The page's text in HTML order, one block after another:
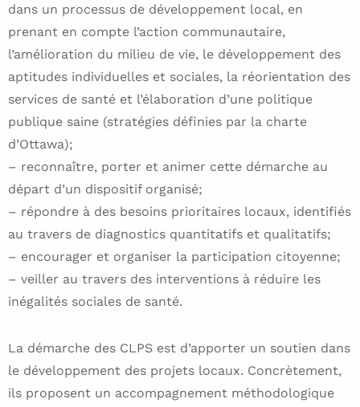
dans un processus de développement local, en
prenant en compte l’action communautaire,
l’amélioration du milieu de vie, le développement des
aptitudes individuelles et sociales, la réorientation des
services de santé et l’élaboration d’une politique
publique saine (stratégies définies par la charte
d’Ottawa);
– reconnaître, porter et animer cette démarche au
départ d’un dispositif organisé;
– répondre à des besoins prioritaires locaux, identifiés
au travers de diagnostics quantitatifs et qualitatifs;
– encourager et organiser la participation citoyenne;
– veiller au travers des interventions à réduire les
inégalités sociales de santé.
La démarche des CLPS est d’apporter un soutien dans
le développement des projets locaux. Concrètement,
ils proposent un accompagnement méthodologique